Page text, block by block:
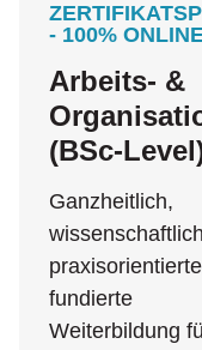
- 100%
Arbeits- &
(BSc-
Ganzheitlich,
praxisorientierte
fundierte
Weiterbildung